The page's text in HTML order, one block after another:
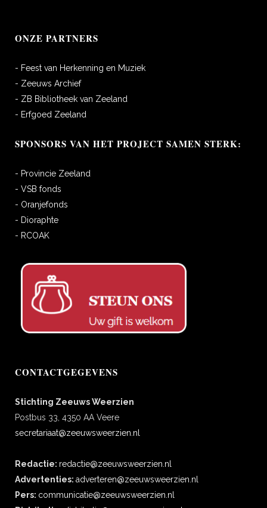
ONZE PARTNERS
- Feest van Herkenning en Muziek
- Zeeuws Archief
- ZB Bibliotheek van Zeeland
- Erfgoed Zeeland
SPONSORS VAN HET PROJECT SAMEN STERK:
- Provincie Zeeland
- VSB fonds
- Oranjefonds
- Dioraphte
- RCOAK
CONTACTGEGEVENS
Stichting Zeeuws Weerzien
Postbus 33, 4350 AA Veere
secretariaat@zeeuwsweerzien.nl
Redactie: redactie@zeeuwsweerzien.nl
Advertenties: adverteren@zeeuwsweerzien.nl
Pers: communicatie@zeeuwsweerzien.nl